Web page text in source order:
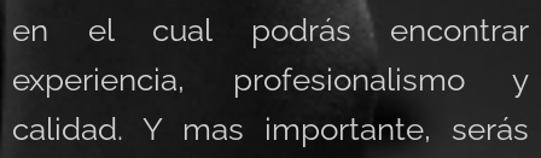
en el cual podrás encontrar
experiencia, profesionalismo y
calidad. Y mas importante, serás